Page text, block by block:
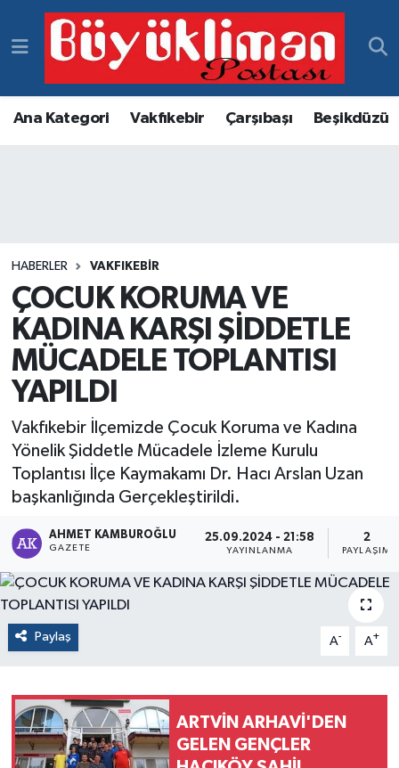
Ana Kategori Vakfıkebir Çarşıbaşı Beşikdüzü
HABERLER VAKFIKEBIR
ÇOCUK KORUMA VE
KADINA KARŞI ŞİDDETLE
MÜCADELE TOPLANTISI
YAPILDI
Vakfıkebir İlçemizde Çocuk Koruma ve Kadına
Yönelik Şiddetle Mücadele İzleme Kurulu
Toplantısı İlçe Kaymakamı Dr. Hacı Arslan Uzan
başkanlığında Gerçekleştirildi.
AHMET KAMBUROĞLU
GAZETE
25.09.2024 - 21:58
YAYINLANMA
2
PAYLAŞIM
Paylaş A- A+
ARTVİN ARHAVİ'DEN
GELEN GENÇLER
Vakfıkebir Hava Durumu
Vakfıkebir Trafik Yoğunluk Haritası
Haber Arşivi